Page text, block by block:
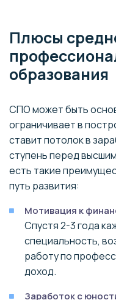
Плюсы
образования
СПО может быть
ограничивает в
ставит потолок в
ступень перед
есть такие
путь развития:
Мотивация к
Спустя 2-3 года
специальность,
работу по
доход.
Заработок с